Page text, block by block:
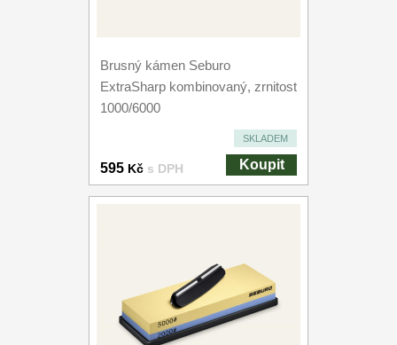
Brusný kámen Seburo
ExtraSharp kombinovaný, zrnitost
1000/6000
SKLADEM
595 Kč s DPH Koupit